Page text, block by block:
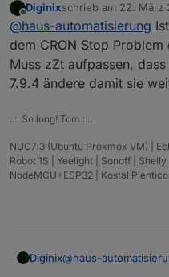
Bitte
Offline
Diginixschrieb am 22. März
zuletzt editiert von
@haus-automatisierung
dem CRON Stop Problem
Muss zZt aufpassen,
7.9.4 ändere damit sie
..:: So long! Tom ::..
NUC7i3 (Ubuntu Proxmox VM) |
Robot 1S | Yeelight | Sonoff | Shelly
NodeMCU+ESP32 | Kostal
Diginix@haus-